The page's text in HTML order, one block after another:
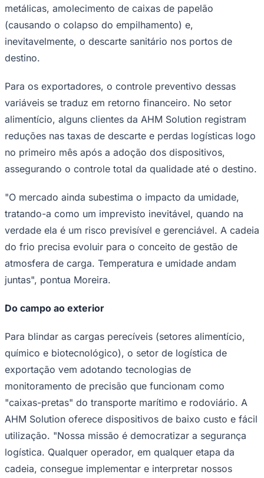
Corinthians
Palmeiras
metálicas, amolecimento de caixas de papelão
(causando o colapso do empilhamento) e,
inevitavelmente, o descarte sanitário nos portos de
destino.
Para os exportadores, o controle preventivo dessas
variáveis se traduz em retorno financeiro. No setor
alimentício, alguns clientes da AHM Solution registram
reduções nas taxas de descarte e perdas logísticas logo
no primeiro mês após a adoção dos dispositivos,
assegurando o controle total da qualidade até o destino.
"O mercado ainda subestima o impacto da umidade,
tratando-a como um imprevisto inevitável, quando na
verdade ela é um risco previsível e gerenciável. A cadeia
do frio precisa evoluir para o conceito de gestão de
atmosfera de carga. Temperatura e umidade andam
juntas", pontua Moreira.
Do campo ao exterior
Para blindar as cargas perecíveis (setores alimentício,
químico e biotecnológico), o setor de logística de
exportação vem adotando tecnologias de
monitoramento de precisão que funcionam como
"caixas-pretas" do transporte marítimo e rodoviário. A
AHM Solution oferece dispositivos de baixo custo e fácil
utilização. "Nossa missão é democratizar a segurança
logística. Qualquer operador, em qualquer etapa da
cadeia, consegue implementar e interpretar nossos